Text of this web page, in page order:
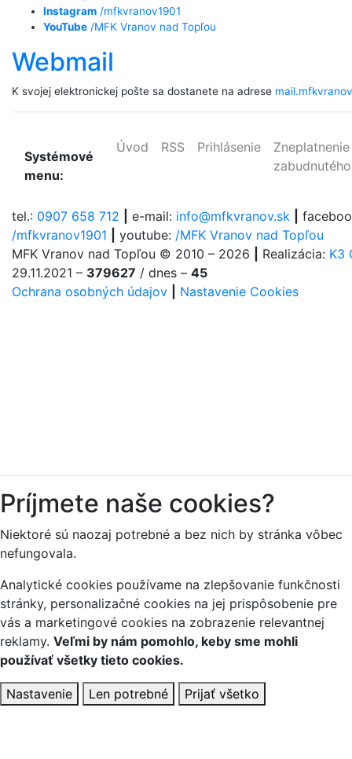
Instagram /mfkvranov1901
YouTube /MFK Vranov nad Topľou
Webmail
K svojej elektronickej pošte sa dostanete na adrese
Systémové
menu:
Úvod RSS Prihlásenie
tel.: 0907 658 712 e-mail: info@mfkvranov.sk
/mfkvranov1901
youtube: /MFK Vranov nad Topľou
MFK Vranov nad Topľou © 2010 – 2026 Realizácia: K3
29.11.2021 – 379627 / dnes – 45
Ochrana osobných údajov
Nastavenie Cookies
Príjmete naše cookies?
Niektoré sú naozaj potrebné a bez nich by stránka vôbec
nefungovala.
Analytické cookies používame na zlepšovanie funkčnosti
stránky, personalizačné cookies na jej prispôsobenie pre
vás a marketingové cookies na zobrazenie relevantnej
reklamy. Veľmi by nám pomohlo, keby sme mohli
používať všetky tieto cookies.
Nastavenie Len potrebné Prijať všetko